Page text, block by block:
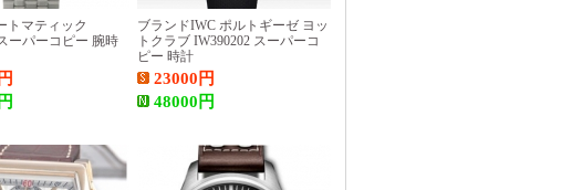
トマティック
ーパーコピー 腕時
円
円
ブランドIWC ポルトギーゼ ヨッ
トクラブ IW390202 スーパーコ
ピー 時計
23000 円
48000 円